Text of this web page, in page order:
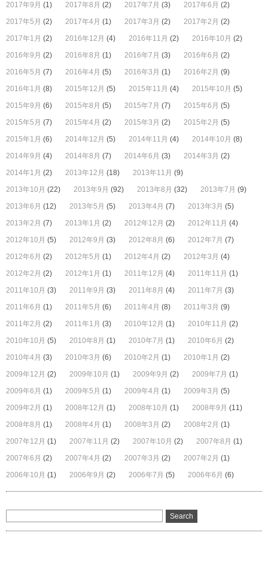
2017年9月 (1) 2017年8月 (2) 2017年7月 (3) 2017年6月 (2)
2017年5月 (2) 2017年4月 (1) 2017年3月 (2) 2017年2月 (2)
2017年1月 (2) 2016年12月 (4) 2016年11月 (2) 2016年10月 (2)
2016年9月 (2) 2016年8月 (1) 2016年7月 (3) 2016年6月 (2)
2016年5月 (7) 2016年4月 (5) 2016年3月 (1) 2016年2月 (9)
2016年1月 (8) 2015年12月 (5) 2015年11月 (4) 2015年10月 (5)
2015年9月 (6) 2015年8月 (5) 2015年7月 (7) 2015年6月 (5)
2015年5月 (7) 2015年4月 (2) 2015年3月 (2) 2015年2月 (5)
2015年1月 (6) 2014年12月 (5) 2014年11月 (4) 2014年10月 (8)
2014年9月 (4) 2014年8月 (7) 2014年6月 (3) 2014年3月 (2)
2014年1月 (2) 2013年12月 (18) 2013年11月 (9)
2013年10月 (22) 2013年9月 (92) 2013年8月 (32) 2013年7月 (9)
2013年6月 (12) 2013年5月 (5) 2013年4月 (7) 2013年3月 (5)
2013年2月 (7) 2013年1月 (2) 2012年12月 (2) 2012年11月 (4)
2012年10月 (5) 2012年9月 (3) 2012年8月 (6) 2012年7月 (7)
2012年6月 (2) 2012年5月 (1) 2012年4月 (2) 2012年3月 (4)
2012年2月 (2) 2012年1月 (1) 2011年12月 (4) 2011年11月 (1)
2011年10月 (3) 2011年9月 (3) 2011年8月 (4) 2011年7月 (3)
2011年6月 (1) 2011年5月 (6) 2011年4月 (8) 2011年3月 (9)
2011年2月 (2) 2011年1月 (3) 2010年12月 (1) 2010年11月 (2)
2010年10月 (5) 2010年8月 (1) 2010年7月 (1) 2010年6月 (2)
2010年4月 (3) 2010年3月 (6) 2010年2月 (1) 2010年1月 (2)
2009年12月 (2) 2009年10月 (1) 2009年9月 (2) 2009年7月 (1)
2009年6月 (1) 2009年5月 (1) 2009年4月 (1) 2009年3月 (5)
2009年2月 (1) 2008年12月 (1) 2008年10月 (1) 2008年9月 (11)
2008年8月 (1) 2008年4月 (1) 2008年3月 (2) 2008年2月 (1)
2007年12月 (1) 2007年11月 (2) 2007年10月 (2) 2007年8月 (1)
2007年6月 (2) 2007年4月 (2) 2007年3月 (2) 2007年2月 (1)
2006年10月 (1) 2006年9月 (2) 2006年7月 (5) 2006年6月 (6)